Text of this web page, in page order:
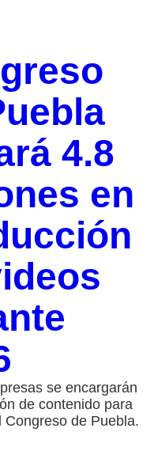
4.8
en
se encargarán
de contenido para
Congreso de Puebla.